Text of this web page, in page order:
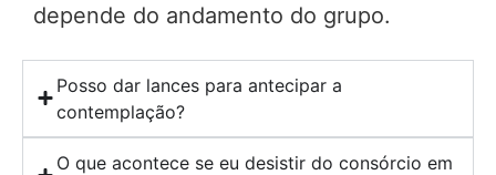
depende do andamento do grupo.
Posso dar lances para antecipar a
contemplação?
O que acontece se eu desistir do consórcio em